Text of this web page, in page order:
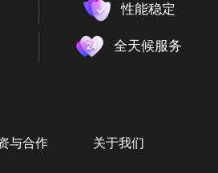
性能稳定
全天候服务
与合作 关于我们